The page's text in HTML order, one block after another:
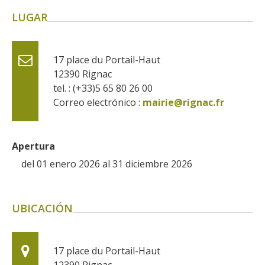
kilómetros
Los más bonitos pueblos en
Francia
Otras hermosas aldeas
El Pays des Bastides du
Rouergue
De la valle del Lot al País
Decazeville – Aubin
LUGAR
17 place du Portail-Haut
12390 Rignac
tel. : (+33)5 65 80 26 00
Correo electrónico : mairie@rignac.fr
Apertura
del 01 enero 2026 al 31 diciembre 2026
UBICACIÓN
17 place du Portail-Haut